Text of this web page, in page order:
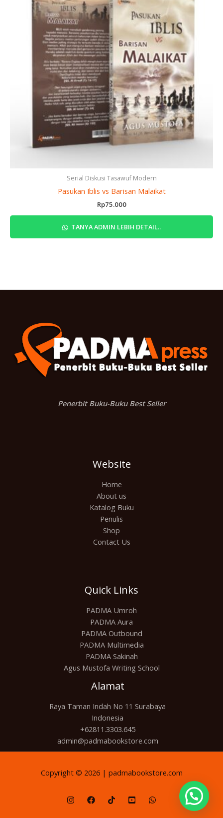
Serial Diskusi Tasawuf Modern
Pasukan Iblis vs Barisan Malaikat
Rp75.000
TANYA ADMIN LEBIH DETAIL..
Penerbit Buku-Buku Best Seller
Website
Home
About us
Katalog Buku
Penulis
Shop
Contact Us
Quick Links
PADMA Umroh
PADMA Aura
PADMA Outbound
PADMA Multimedia
PADMA Sakinah
Agus Mustofa Writing School
Alamat
Raya Taman Indah No 11 Surabaya
Indonesia
+62811.3303.645
admin@padmabookstore.com
Copyright © 2026 | padmabookstore.com